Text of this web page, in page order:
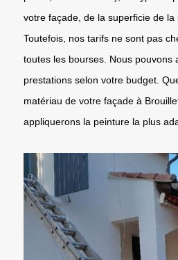
votre façade, de la superficie de la
Toutefois, nos tarifs ne sont pas
toutes les bourses. Nous pouvons
prestations selon votre budget.
matériau de votre façade à
appliquerons la peinture la plus